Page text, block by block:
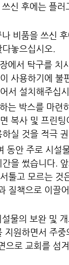
신 후에는 플러
비품을 쓰신
놓으십시오.
에서 탁구를 치
사용하기에 불
서 설치해주십시
는 박스를 마련
복사 및 프린
실 것을 적극
동안 주로 시설
을 썼습니다.
툴고 모르는 것
질책으로 이끌
물의 보완 및
지원하면서 주
으로 교회를 섬